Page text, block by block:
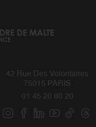
42 Rue Des Volontaires
75015 PARIS
01 45 20 80 20